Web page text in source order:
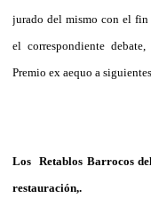
jurado del mismo con el fin
el correspondiente
Premio ex aequo a siguientes
Los
Retablos Barrocos
restauración,.